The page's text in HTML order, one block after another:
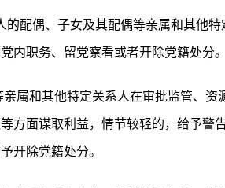
配偶、子女及其配偶等亲属和其他
内职务、留党察看或者开除党籍处分。
属和其他特定关系人在审批监管、资
方面谋取利益，情节较轻的，给予警
开除党籍处分。